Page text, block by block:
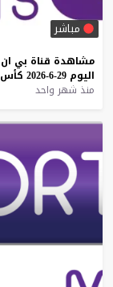
مباشر
مشاهدة قناة بي ان
اليوم 29-6-2026 كأس
منذ شهر واحد